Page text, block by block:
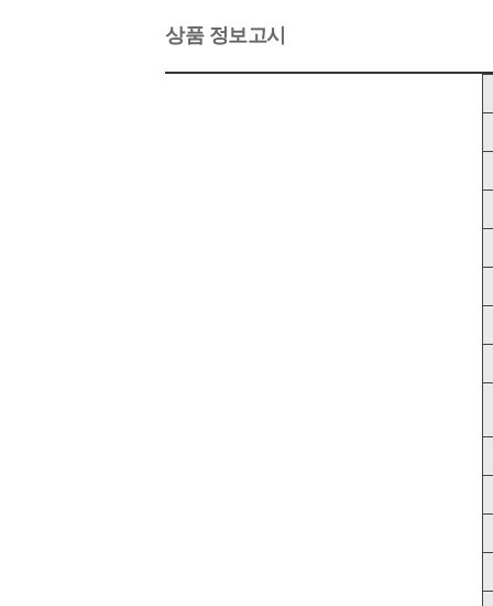
상품 정보고시